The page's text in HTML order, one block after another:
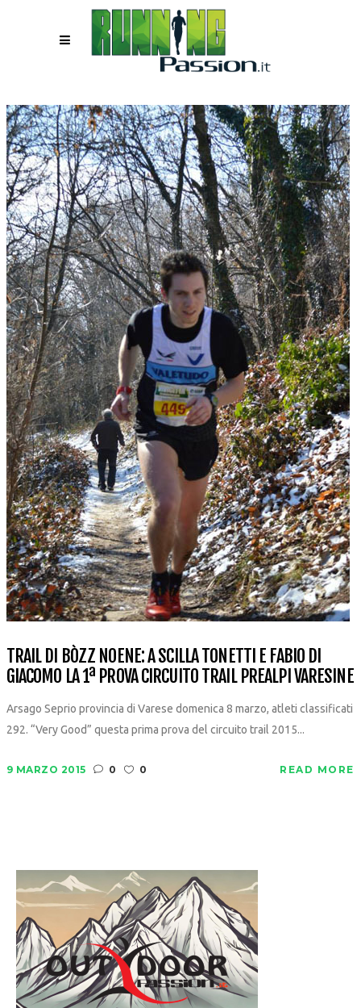
TRAIL DI BÒZZ NOENE: A SCILLA TONETTI E FABIO DI
GIACOMO LA 1ª PROVA CIRCUITO TRAIL PREALPI VARESINE
Arsago Seprio provincia di Varese domenica 8 marzo, atleti classificati
292. “Very Good” questa prima prova del circuito trail 2015...
9 MARZO 2015 0 0 READ MORE